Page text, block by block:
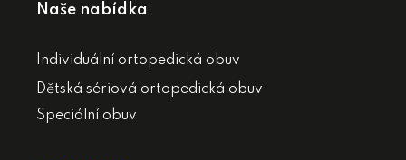
Naše nabídka
Individuální ortopedická obuv
Dětská sériová ortopedická obuv
Speciální obuv